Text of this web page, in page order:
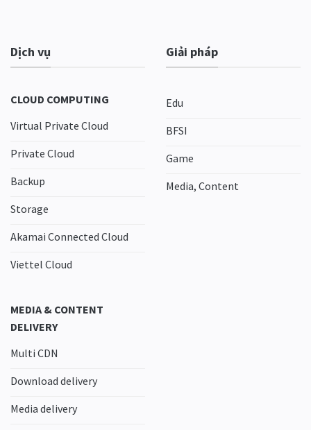
Dịch vụ
CLOUD COMPUTING
Virtual Private Cloud
Private Cloud
Backup
Storage
Akamai Connected Cloud
Viettel Cloud
MEDIA & CONTENT
DELIVERY
Multi CDN
Download delivery
Media delivery
Giải pháp
Edu
BFSI
Game
Media, Content